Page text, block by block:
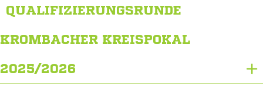
QUALIFIZIERUNGSRUNDE
KROMBACHER KREISPOKAL
2025/2026